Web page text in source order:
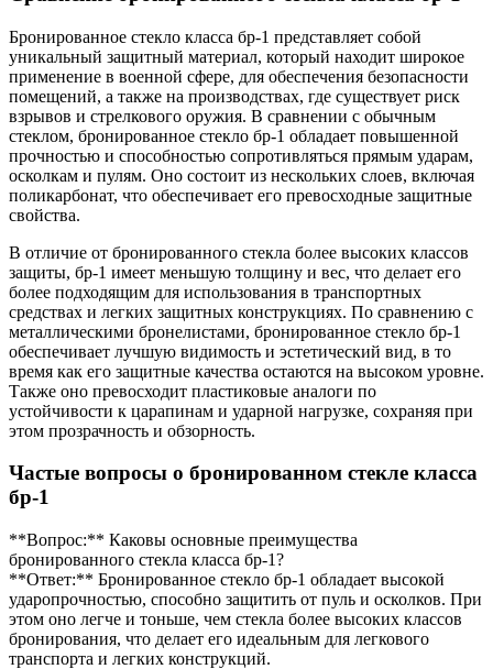
Бронированное стекло класса бр-1 представляет собой
уникальный защитный материал, который находит широкое
применение в военной сфере, для обеспечения безопасности
помещений, а также на производствах, где существует риск
взрывов и стрелкового оружия. В сравнении с обычным
стеклом, бронированное стекло бр-1 обладает повышенной
прочностью и способностью сопротивляться прямым ударам,
осколкам и пулям. Оно состоит из нескольких слоев, включая
поликарбонат, что обеспечивает его превосходные защитные
свойства.
В отличие от бронированного стекла более высоких классов
защиты, бр-1 имеет меньшую толщину и вес, что делает его
более подходящим для использования в транспортных
средствах и легких защитных конструкциях. По сравнению с
металлическими бронелистами, бронированное стекло бр-1
обеспечивает лучшую видимость и эстетический вид, в то
время как его защитные качества остаются на высоком уровне.
Также оно превосходит пластиковые аналоги по
устойчивости к царапинам и ударной нагрузке, сохраняя при
этом прозрачность и обзорность.
Частые вопросы о бронированном стекле класса
бр-1
**Вопрос:** Каковы основные преимущества
бронированного стекла класса бр-1?
**Ответ:** Бронированное стекло бр-1 обладает высокой
ударопрочностью, способно защитить от пуль и осколков. При
этом оно легче и тоньше, чем стекла более высоких классов
бронирования, что делает его идеальным для легкового
транспорта и легких конструкций.